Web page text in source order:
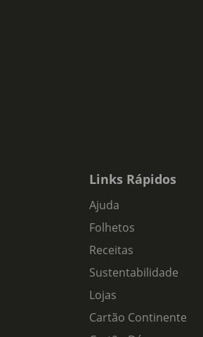
Links Rápidos
Ajuda
Folhetos
Receitas
Sustentabilidade
Lojas
Cartão Continente